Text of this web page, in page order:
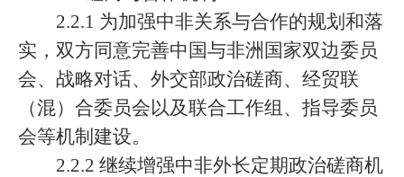
2.2.1 为加强中非关系与合作的规划和落
实，双方同意完善中国与非洲国家双边委员
会、战略对话、外交部政治磋商、经贸联
（混）合委员会以及联合工作组、指导委员
会等机制建设。
2.2.2 继续增强中非外长定期政治磋商机